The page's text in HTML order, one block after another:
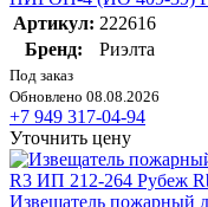
Артикул: 222616
Бренд:
Риэлта
Под заказ
Обновлено 08.08.2026
+7 949 317-04-94
Уточнить цену
Извещатель